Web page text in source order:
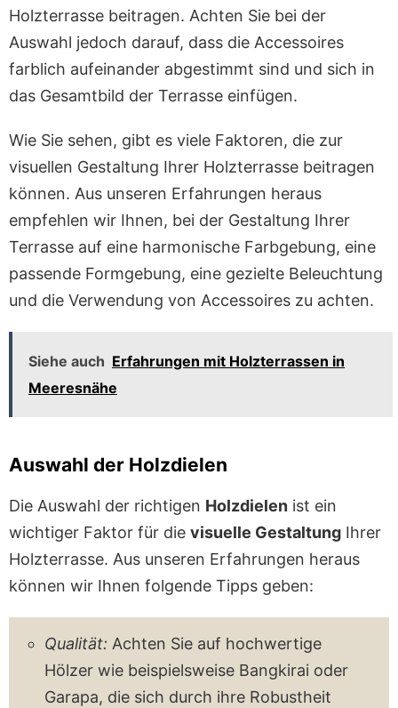
Holzterrasse beitragen. Achten Sie bei der
Auswahl jedoch darauf, dass die Accessoires
farblich aufeinander abgestimmt sind und sich in
das Gesamtbild der Terrasse einfügen.
Wie Sie sehen, gibt es viele Faktoren, die zur
visuellen Gestaltung Ihrer Holzterrasse beitragen
können. Aus unseren Erfahrungen heraus
empfehlen wir Ihnen, bei der Gestaltung Ihrer
Terrasse auf eine harmonische Farbgebung, eine
passende Formgebung, eine gezielte Beleuchtung
und die Verwendung von Accessoires zu achten.
Siehe auch Erfahrungen mit Holzterrassen in
Meeresnähe
Auswahl der Holzdielen
Die Auswahl der richtigen Holzdielen ist ein
wichtiger Faktor für die visuelle Gestaltung Ihrer
Holzterrasse. Aus unseren Erfahrungen heraus
können wir Ihnen folgende Tipps geben:
Qualität: Achten Sie auf hochwertige
Hölzer wie beispielsweise Bangkirai oder
Garapa, die sich durch ihre Robustheit